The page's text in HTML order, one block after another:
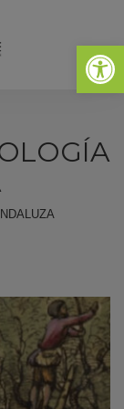
Abrir